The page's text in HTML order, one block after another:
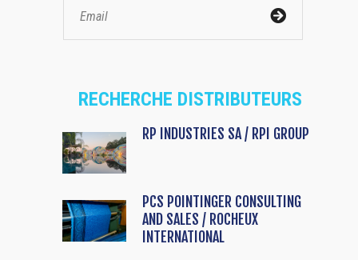
RECHERCHE DISTRIBUTEURS
RP INDUSTRIES SA / RPI GROUP
PCS POINTINGER CONSULTING
AND SALES / ROCHEUX
INTERNATIONAL